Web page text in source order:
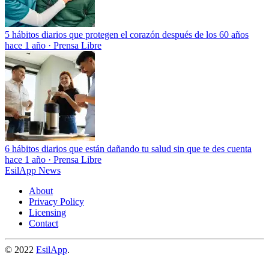
5 hábitos diarios que protegen el corazón después de los 60 años
hace 1 año · Prensa Libre
6 hábitos diarios que están dañando tu salud sin que te des cuenta
hace 1 año · Prensa Libre
EsilApp News
About
Privacy Policy
Licensing
Contact
© 2022 EsilApp.